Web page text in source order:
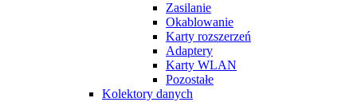
Zasilanie
Okablowanie
Karty rozszerzeń
Adaptery
Karty WLAN
Pozostałe
Kolektory danych